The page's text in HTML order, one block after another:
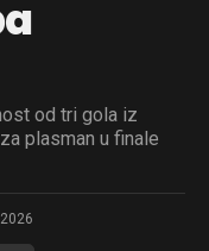
od tri gola iz
plasman u finale